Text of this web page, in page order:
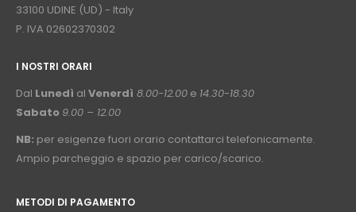
33100 UDINE (UD) - Italy
P. IVA 02602370302
I NOSTRI ORARI
Dal Lunedì al Venerdì 8.00-12.00 e 14.30-18.30
Sabato 9.00 – 12.00
NB: per esigenze fuori orario contattarci telefonicamente.
Ampio parcheggio e spazio per carico/scarico.
METODI DI PAGAMENTO